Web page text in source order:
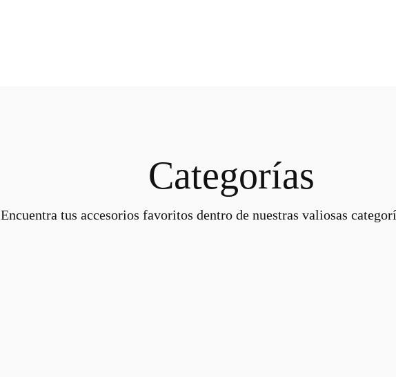
Categorías
Encuentra tus accesorios favoritos dentro de nuestras valiosas